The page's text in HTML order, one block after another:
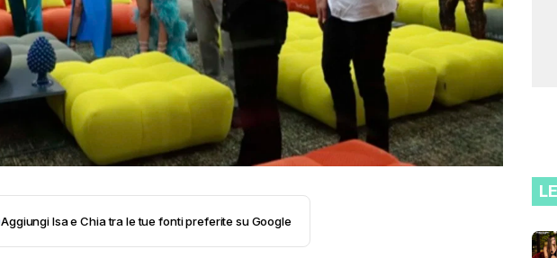
Aggiungi Isa e Chia tra le tue fonti preferite su Google